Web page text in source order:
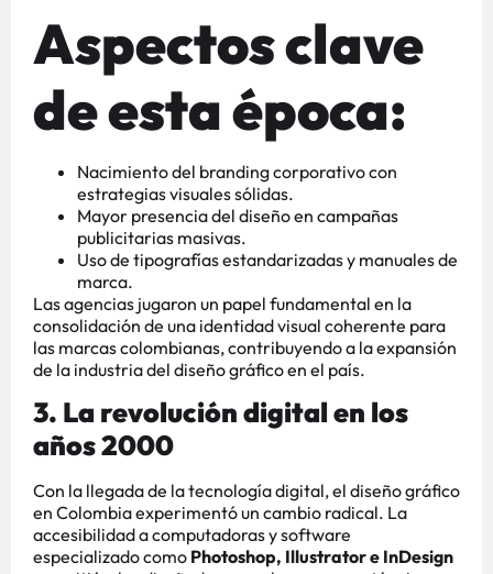
Aspectos clave
de esta época:
Nacimiento del branding corporativo con
estrategias visuales sólidas.
Mayor presencia del diseño en campañas
publicitarias masivas.
Uso de tipografías estandarizadas y manuales de
marca.
Las agencias jugaron un papel fundamental en la
consolidación de una identidad visual coherente para
las marcas colombianas, contribuyendo a la expansión
de la industria del diseño gráfico en el país.
3. La revolución digital en los
años 2000
Con la llegada de la tecnología digital, el diseño gráfico
en Colombia experimentó un cambio radical. La
accesibilidad a computadoras y software
especializado como Photoshop, Illustrator e InDesign